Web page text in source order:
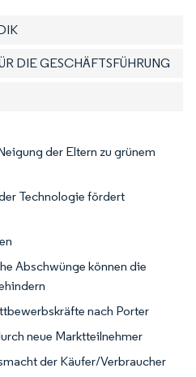
DIE GESCHÄFTSFÜHRUNG
der Eltern zu grünem
Technologie fördert
Abschwünge können die
nach Porter
neue Marktteilnehmer
der Käufer/Verbraucher